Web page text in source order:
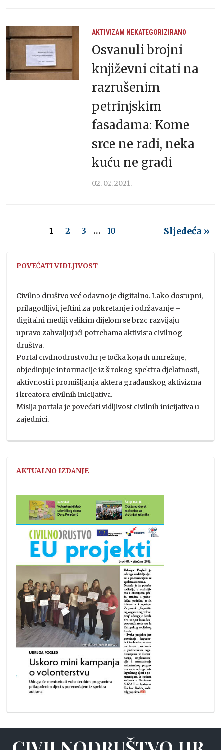
AKTIVIZAM NEKATEGORIZIRANO
Osvanuli brojni
književni citati na
razrušenim
petrinjskim
fasadama: Kome
srce ne radi, neka
kuću ne gradi
02. 02. 2021.
1 2 3 … 10 Sljedeća »
POVEĆATI VIDLJIVOST
Civilno društvo već odavno je digitalno. Lako dostupni,
prilagodljivi, jeftini za pokretanje i održavanje –
digitalni mediji velikim dijelom se brzo razvijaju
upravo zahvaljujući potrebama aktivista civilnog
društva.
Portal civilnodrustvo.hr je točka koja ih umrežuje,
objedinjuje informacije iz širokog spektra djelatnosti,
aktivnosti i promišljanja aktera građanskog aktivizma
i kreatora civilnih inicijativa.
Misija portala je povećati vidljivost civilnih inicijativa u
zajednici.
AKTUALNO IZDANJE